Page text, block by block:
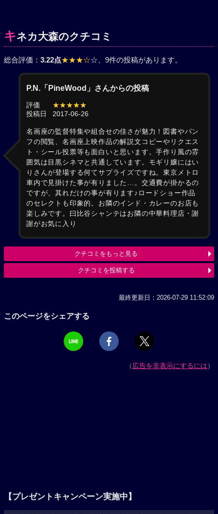
キネカ大森のクチコミ
総合評価： 3.22点★★★☆☆ 、9件の投稿があります。
P.N.「PineWood」さんからの投稿
評価
★★★★★
投稿日
2017-06-26
名画座の監督特集や組合せの佳さが魅力！図書やパン
フの閲覧、名画座上映作品の解説文コピーやリクエス
ト・シール投票等も面白いと思います。手作り風の雰
囲気は目黒シネマと共通しています。モギリ嬢にはい
りさんが登場する何てサプライズですね。東京メトロ
車内で見掛けた事が有りました…。交通費が掛かるの
ですが、其れだけの事が有ります♪ロードショー作品
のセレクトも印象的。お隣のインド・カレーのお店も
楽しみです。曰比谷シャンテはお隣の中華料理店・謝
謝がお気に入り
クチコミをもっと見る
クチコミを投稿する
最終更新日：2026-07-29 11:52:09
このページをシェアする
（広告を非表示にするには）
【プレゼントキャンペーン実施中】